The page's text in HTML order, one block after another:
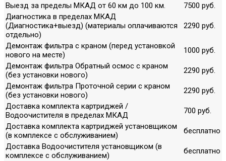
Выезд за пределы МКАД от 60 км до 100 км.
7500 руб.
Диагностика в пределах МКАД
(Диагностика+выезд) (материалы оплачиваются
отдельно)
2290 руб.
Демонтаж фильтра с краном (перед установкой
нового на месте)
1000 руб.
Демонтаж фильтра Обратный осмос с краном
(без установки нового)
2290 руб.
Демонтаж фильтра Проточной серии с краном
(без установки нового)
2290 руб.
Доставка комплекта картриджей /
Водоочистителя в пределах МКАД
700 руб.
Доставка комплекта картриджей установщиком
(в комплексе с обслуживанием)
бесплатно
Доставка Водоочистителя установщиком (в
комплексе с обслуживанием)
бесплатно